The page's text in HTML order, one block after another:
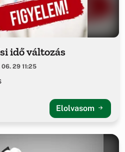
idő változás
29 11:25
Elolvasom